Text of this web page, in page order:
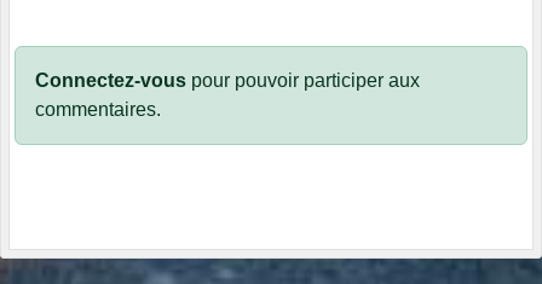
Connectez-vous pour pouvoir participer aux
commentaires.